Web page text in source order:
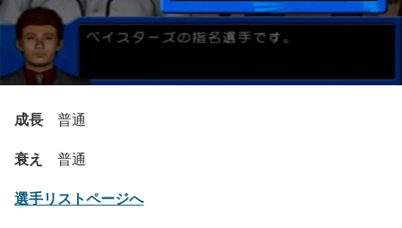
成長 普通
衰え 普通
選手リストページへ